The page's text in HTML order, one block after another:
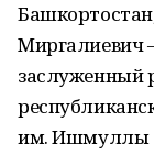
Миргалиевич
заслуженный
им. Ишмуллы